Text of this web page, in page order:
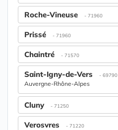
Roche-Vineuse - 71960
Prissé - 71960
Chaintré - 71570
Saint-Igny-de-Vers - 69790
Auvergne-Rhône-Alpes
Cluny - 71250
Verosvres - 71220